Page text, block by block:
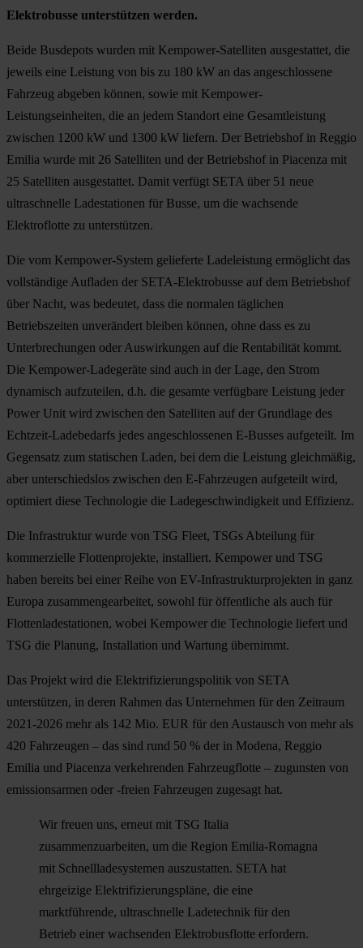
Elektrobusse unterstützen werden.
Beide Busdepots wurden mit Kempower-Satelliten ausgestattet, die
jeweils eine Leistung von bis zu 180 kW an das angeschlossene
Fahrzeug abgeben können, sowie mit Kempower-
Leistungseinheiten, die an jedem Standort eine Gesamtleistung
zwischen 1200 kW und 1300 kW liefern. Der Betriebshof in Reggio
Emilia wurde mit 26 Satelliten und der Betriebshof in Piacenza mit
25 Satelliten ausgestattet. Damit verfügt SETA über 51 neue
ultraschnelle Ladestationen für Busse, um die wachsende
Elektroflotte zu unterstützen.
Die vom Kempower-System gelieferte Ladeleistung ermöglicht das
vollständige Aufladen der SETA-Elektrobusse auf dem Betriebshof
über Nacht, was bedeutet, dass die normalen täglichen
Betriebszeiten unverändert bleiben können, ohne dass es zu
Unterbrechungen oder Auswirkungen auf die Rentabilität kommt.
Die Kempower-Ladegeräte sind auch in der Lage, den Strom
dynamisch aufzuteilen, d.h. die gesamte verfügbare Leistung jeder
Power Unit wird zwischen den Satelliten auf der Grundlage des
Echtzeit-Ladebedarfs jedes angeschlossenen E-Busses aufgeteilt. Im
Gegensatz zum statischen Laden, bei dem die Leistung gleichmäßig,
aber unterschiedslos zwischen den E-Fahrzeugen aufgeteilt wird,
optimiert diese Technologie die Ladegeschwindigkeit und Effizienz.
Die Infrastruktur wurde von TSG Fleet, TSGs Abteilung für
kommerzielle Flottenprojekte, installiert. Kempower und TSG
haben bereits bei einer Reihe von EV-Infrastrukturprojekten in ganz
Europa zusammengearbeitet, sowohl für öffentliche als auch für
Flottenladestationen, wobei Kempower die Technologie liefert und
TSG die Planung, Installation und Wartung übernimmt.
Das Projekt wird die Elektrifizierungspolitik von SETA
unterstützen, in deren Rahmen das Unternehmen für den Zeitraum
2021-2026 mehr als 142 Mio. EUR für den Austausch von mehr als
420 Fahrzeugen – das sind rund 50 % der in Modena, Reggio
Emilia und Piacenza verkehrenden Fahrzeugflotte – zugunsten von
emissionsarmen oder -freien Fahrzeugen zugesagt hat.
Wir freuen uns, erneut mit TSG Italia
zusammenzuarbeiten, um die Region Emilia-Romagna
mit Schnellladesystemen auszustatten. SETA hat
ehrgeizige Elektrifizierungspläne, die eine
marktführende, ultraschnelle Ladetechnik für den
Betrieb einer wachsenden Elektrobusflotte erfordern.